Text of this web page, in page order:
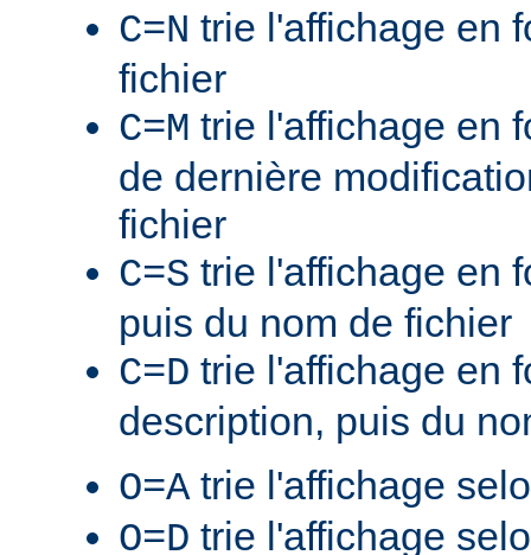
C=N trie l'affichage en
fichier
C=M trie l'affichage en
de dernière
fichier
C=S trie l'affichage en
puis du nom de fichier
C=D trie l'affichage en
description, puis du
O=A trie l'affichage
O=D trie l'affichage